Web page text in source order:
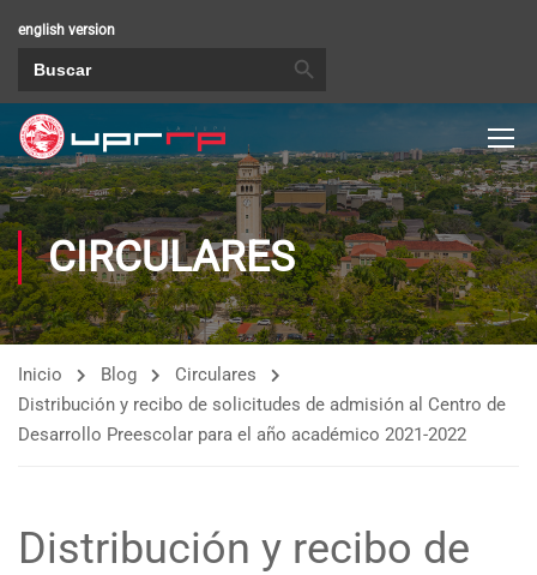
english version
CIRCULARES
Inicio Blog
Circulares
Distribución y recibo de solicitudes de admisión al Centro de
Desarrollo Preescolar para el año académico 2021-2022
Distribución y recibo de